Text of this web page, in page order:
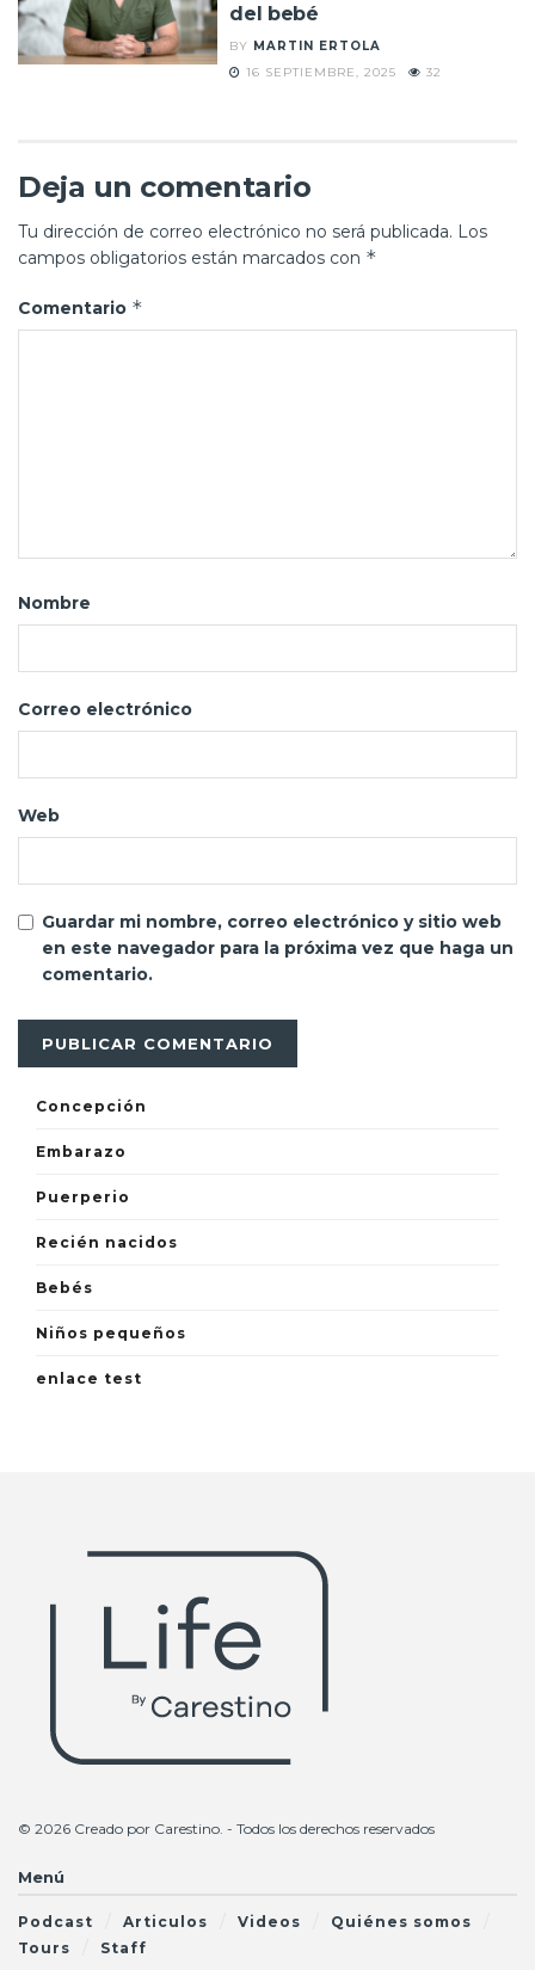
del bebé
BY MARTIN ERTOLA
16 SEPTIEMBRE, 2025
32
Deja un comentario
Tu dirección de correo electrónico no será publicada. Los
campos obligatorios están marcados con *
Comentario *
Nombre
Correo electrónico
Web
Guardar mi nombre, correo electrónico y sitio web
en este navegador para la próxima vez que haga un
comentario.
Concepción
Embarazo
Puerperio
Recién nacidos
Bebés
Niños pequeños
enlace test
© 2026 Creado por Carestino . - Todos los derechos reservados
Menú
Podcast Articulos Videos
Quiénes somos
Tours
Staff